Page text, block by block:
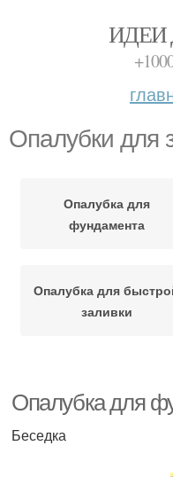
ИДЕИ
Опалубки для
Опалубка для
фундамента
Опалубка для
заливки
Опалубка для
Беседка